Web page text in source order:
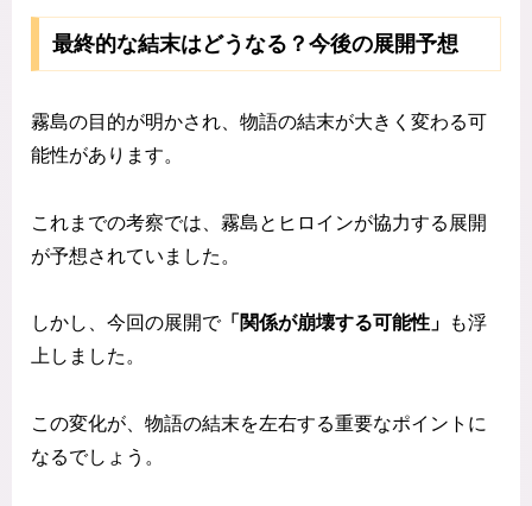
最終的な結末はどうなる？今後の展開予想
霧島の目的が明かされ、物語の結末が大きく変わる可
能性があります。
これまでの考察では、霧島とヒロインが協力する展開
が予想されていました。
しかし、今回の展開で「関係が崩壊する可能性」
も浮
上しました。
この変化が、物語の結末を左右する重要なポイントに
なるでしょう。